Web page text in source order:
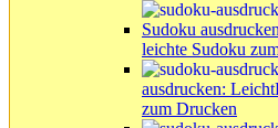
Sudoku
leichte Sudoku
ausdrucken: Leicht
zum Drucken